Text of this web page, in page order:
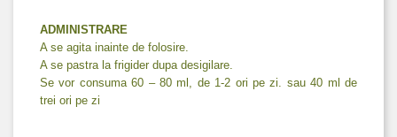
ADMINISTRARE
A se agita inainte de folosire.
A se pastra la frigider dupa desigilare.
Se vor consuma 60 – 80 ml, de 1-2 ori pe zi. sau 40 ml de
trei ori pe zi